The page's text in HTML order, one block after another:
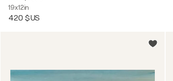
19x12in
420 $US